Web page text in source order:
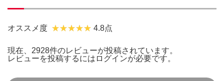
オススメ度 4.8点
現在、2928件のレビューが投稿されています。
レビューを投稿するには ログインが必要です。